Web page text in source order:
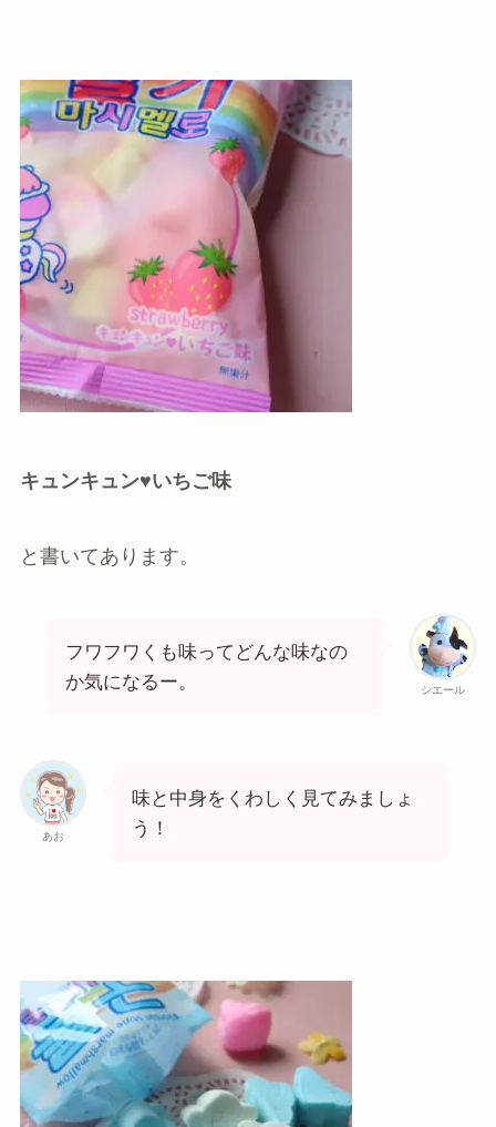
キュンキュン♥いちご味
と書いてあります。
シエール
フワフワくも味ってどんな味なの
か気になるー。
あお
味と中身をくわしく見てみましょ
う！